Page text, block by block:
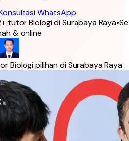
WhatsApp
+ tutor Biologi di Surabaya Raya•
& online
Biologi pilihan di Surabaya Raya